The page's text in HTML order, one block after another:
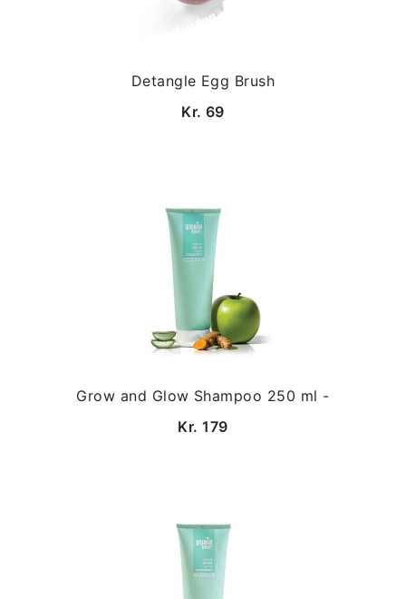
Detangle Egg Brush
Kr. 69
Grow and Glow Shampoo 250 ml -
Kr. 179